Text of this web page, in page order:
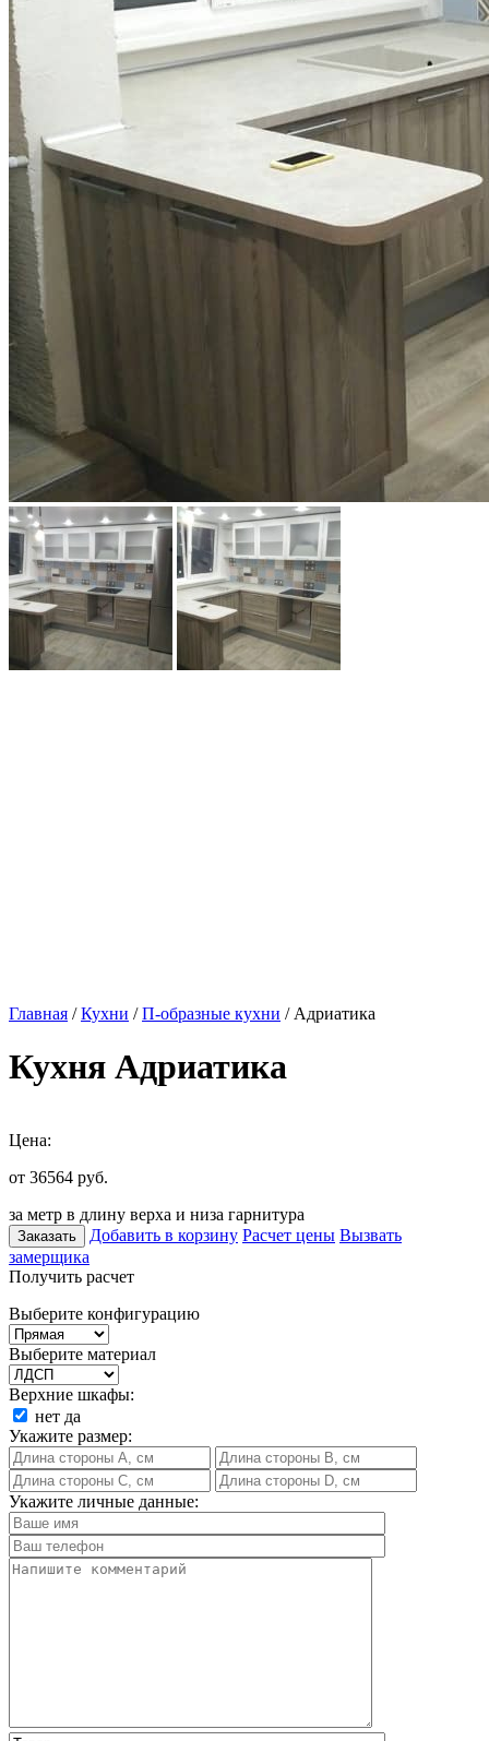
Главная /Кухни /П-образные кухни / Адриатика
Кухня Адриатика
Цена:
от 36564 руб.
за метр в длину верха и низа гарнитура
Заказать Добавить в корзину Расчет цены Вызвать
замерщика
Получить расчет
Выберите конфигурацию
Выберите материал
Верхние шкафы:
нет да
Укажите размер:
Укажите личные данные: